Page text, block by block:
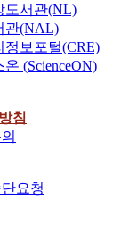
도서관(NL)
관(NAL)
정보포털(CRE)
(ScienceON)
침
요청